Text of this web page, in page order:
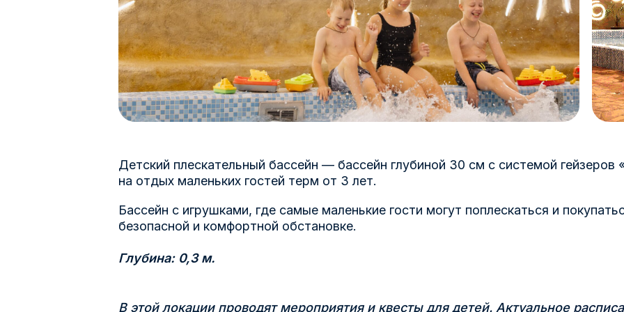
Бассейн с игрушками, где самые маленькие гости могут поплескаться и
безопасной и комфортной обстановке.
Глубина: 0,3 м.
В этой локации проводят мероприятия и квесты для детей. Актуальное
Детский плескательный бассейн — бассейн глубиной 30 см с системой гейзеров
на отдых маленьких гостей терм от 3 лет.